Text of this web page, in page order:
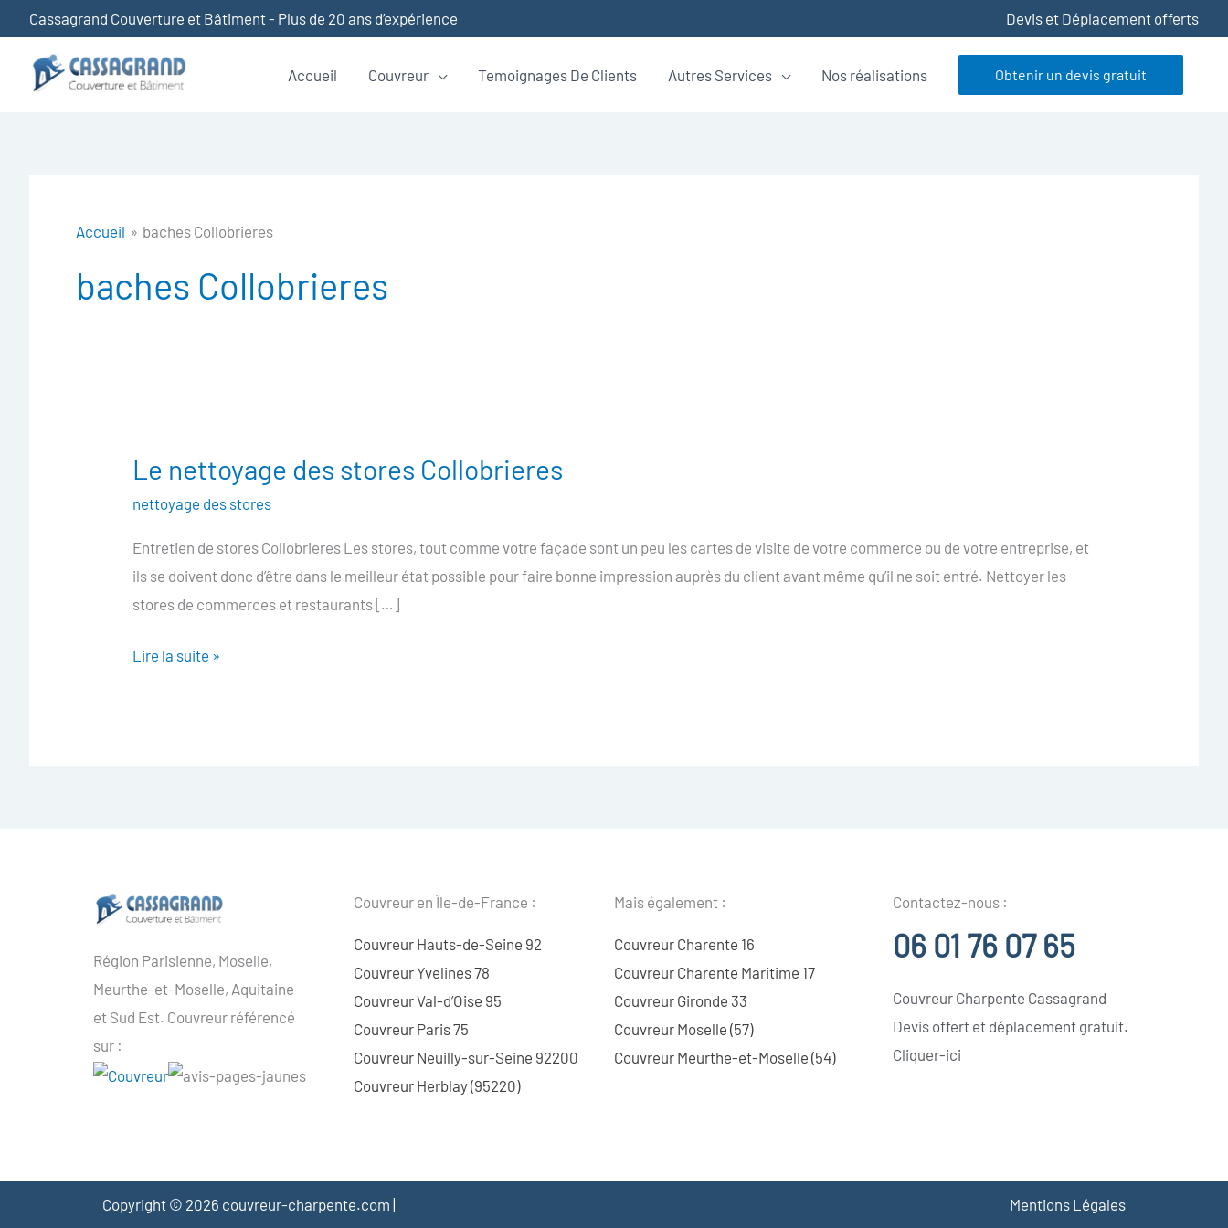
au
contenu
Cassagrand Couverture et Bâtiment - Plus de 20 ans d’expérience Devis et Déplacement offerts
Accueil Couvreur Temoignages De Clients Autres Services Nos réalisations Obtenir un devis gratuit
Accueil baches Collobrieres
baches Collobrieres
Le nettoyage des stores Collobrieres
nettoyage des stores
Entretien de stores Collobrieres Les stores, tout comme votre façade sont un peu les cartes de visite de votre commerce ou de votre entreprise, et
ils se doivent donc d’être dans le meilleur état possible pour faire bonne impression auprès du client avant même qu’il ne soit entré. Nettoyer les
stores de commerces et restaurants […]
Le
stores
Collobrieres
Lire la suite »
Région Parisienne, Moselle,
Meurthe-et-Moselle, Aquitaine
et Sud Est. Couvreur référencé
sur :
Couvreur en Île-de-France :
Couvreur Hauts-de-Seine 92
Couvreur Yvelines 78
Couvreur Val-d’Oise 95
Couvreur Paris 75
Couvreur Neuilly-sur-Seine 92200
Couvreur Herblay (95220)
Mais également :
Couvreur Charente 16
Couvreur Charente Maritime 17
Couvreur Gironde 33
Couvreur Moselle (57)
Couvreur Meurthe-et-Moselle (54)
Contactez-nous :
06 01 76 07 65
Couvreur Charpente Cassagrand
Devis offert et déplacement gratuit.
Cliquer-ici
Copyright © 2026 couvreur-charpente.com | Mentions Légales